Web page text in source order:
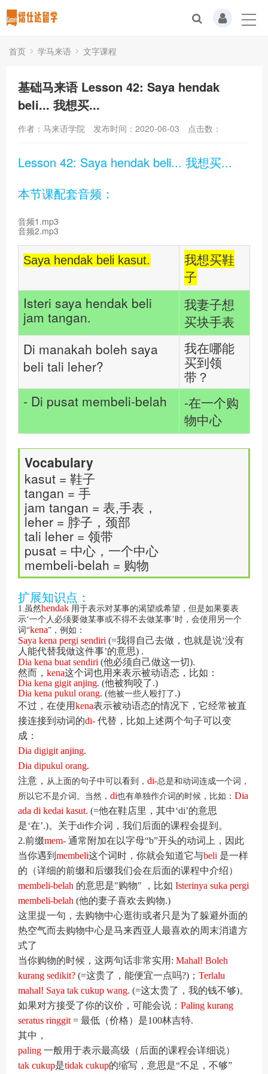
首页 学马来语 文字课程
基础马来语 Lesson 42: Saya hendak
beli... 我想买...
作者：马来语学院 发布时间：2020-06-03 点击数：
Lesson 42: Saya hendak beli... 我想买...
本节课配套音频：
音频1.mp3
音频2.mp3
Saya hendak beli kasut.
我想买鞋
子
Isteri saya hendak beli
jam tangan.
我妻子想
买块手表
Di manakah boleh saya
beli tali leher?
我在哪能
买到领
带？
- Di pusat membeli-belah
-在一个购
物中心
Vocabulary
kasut = 鞋子
tangan = 手
jam tangan = 表,手表，
leher = 脖子，颈部
tali leher = 领带
pusat = 中心，一个中心
membeli-belah = 购物
扩展知识点：
1.虽然hendak 用于表示对某事的渴望或希望，但是如果要表
示‘一个人必须要做某事或不得不去做某事’时，会使用另一个
词“kena”，例如：
Saya kena pergi sendiri (=我得自己去做，也就是说‘没有
人能代替我做这件事’的意思) .
Dia kena buat sendiri (他必须自己做这一切).
然而， kena这个词也用来表示被动语态，比如：
Dia kena gigit anjing. (他被狗咬了.)
Dia kena pukul orang. (他被一些人殴打了.)
不过，在使用kena表示被动语态的情况下，它经常被直
接连接到动词的di- 代替，比如上述两个句子可以变
成：
Dia digigit anjing.
Dia dipukul orang.
注意， 从上面的句子中可以看到， di-总是和动词连成一个词，
所以它不是介词。当然， di也有单独作介词的时候，比如： Dia
ada di kedai kasut. (=他在鞋店里，其中‘di’的意思
是‘在’.)。关于di作介词，我们后面的课程会提到。
2.前缀mem- 通常附加在以字母“b”开头的动词上，因此
当你遇到 membeli这个词时，你就会知道它与beli 是一样
的（详细的前缀和后缀我们会在后面的课程中介绍）
membeli-belah 的意思是"购物" ，比如 Isterinya suka pergi
membeli-belah (他的妻子喜欢去购物.)
这里提一句，去购物中心逛街或者只是为了躲避外面的
热空气而去购物中心是马来西亚人最喜欢的周末消遣方
式了
当你购物的时候，这两句话非常实用: Mahal! Boleh
kurang sedikit? (=这贵了，能便宜一点吗?)； Terlalu
mahal! Saya tak cukup wang. (=这太贵了，我的钱不够)。
如果对方接受了你的议价，可能会说： Paling kurang
seratus ringgit = 最低（价格）是100林吉特.
其中，
paling 一般用于表示最高级（后面的课程会详细说）
tak cukup是tidak cukup的缩写，意思是“不足，不够”